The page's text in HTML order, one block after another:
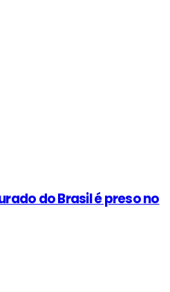
do Brasil é preso no